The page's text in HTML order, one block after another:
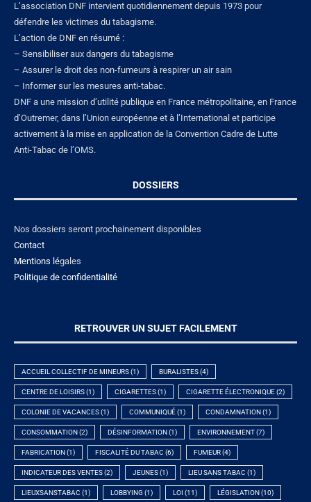
L’association DNF intervient quotidiennement depuis 1973 pour
défendre les victimes du tabagisme.
L’action de DNF en résumé :
– Sensibiliser aux dangers du tabagisme
– Assurer le droit des non-fumeurs à respirer un air sain
– Informer sur les mesures anti-tabac.
DNF a une mission d’utilité publique en France métropolitaine, en France
d’Outremer, dans l’Union européenne et à l’International et participe
activement à la mise en application de la Convention Cadre de Lutte
Anti-Tabac de l’OMS.
DOSSIERS
Nos dossiers seront prochainement disponibles
Contact
Mentions légales
Politique de confidentialité
RETROUVER UN SUJET FACILEMENT
ACCUEIL COLLECTIF DE MINEURS(1) BURALISTES(4)
CENTRE DE LOISIRS(1) CIGARETTES(1) CIGARETTE ÉLECTRONIQUE(2)
COLONIE DE VACANCES(1) COMMUNIQUÉ(1) CONDAMNATION (1)
CONSOMMATION (2) DÉSINFORMATION (1) ENVIRONNEMENT(7)
FABRICATION (1) FISCALITÉ DU TABAC (6) FUMEUR(4)
INDICATEUR DES VENTES(2) JEUNES(1) LIEU SANS TABAC (1)
LIEUXSANSTABAC (1) LOBBYING (1) LOI (11) LÉGISLATION (10)